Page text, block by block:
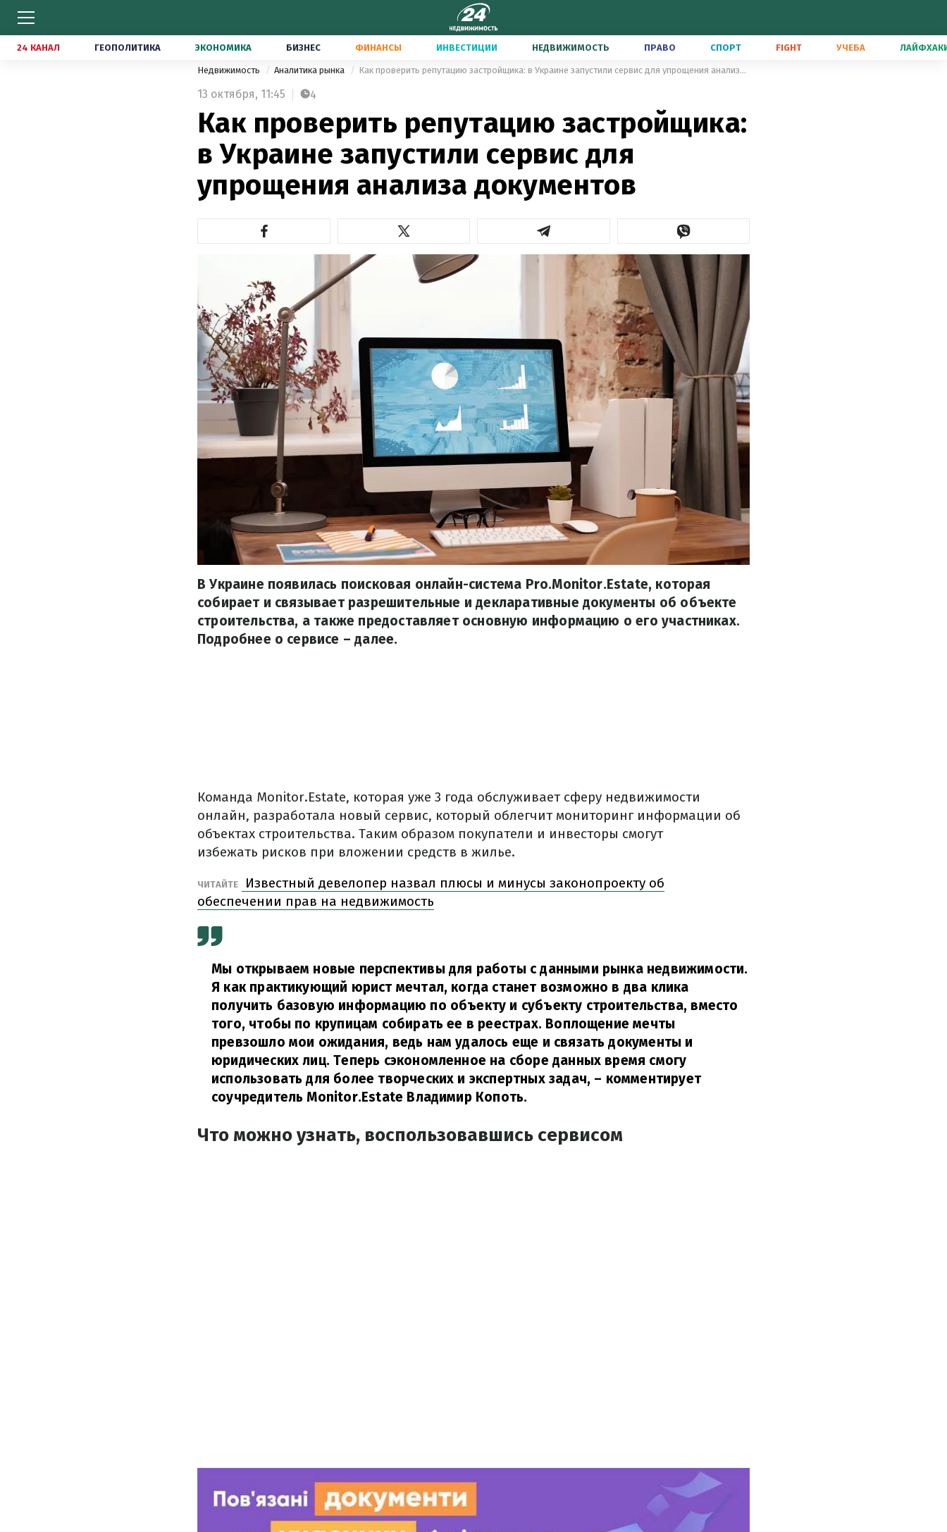
24 КАНАЛ ГЕОПОЛИТИКА ЭКОНОМИКА БИЗНЕС ФИНАНСЫ ИНВЕСТИЦИИ НЕДВИЖИМОСТЬ ПРАВО СПОРТ FIGHT УЧЕБА
Недвижимость Аналитика рынка Как проверить репутацию застройщика: в Украине запустили сервис для упрощения анализа документов
13 октября, 11:45 4
Как проверить репутацию застройщика:
в Украине запустили сервис для
упрощения анализа документов
В Украине появилась поисковая онлайн-система Pro.Monitor.Estate, которая
собирает и связывает разрешительные и декларативные документы об объекте
строительства, а также предоставляет основную информацию о его участниках.
Подробнее о сервисе – далее.
Команда Monitor.Estate, которая уже 3 года обслуживает сферу недвижимости
онлайн, разработала новый сервис, который облегчит мониторинг информации об
объектах строительства. Таким образом покупатели и инвесторы смогут
избежать рисков при вложении средств в жилье.
ЧИТАЙТЕ
Известный девелопер назвал плюсы и минусы законопроекту об
обеспечении прав на недвижимость
Мы открываем новые перспективы для работы с данными рынка недвижимости.
Я как практикующий юрист мечтал, когда станет возможно в два клика
получить базовую информацию по объекту и субъекту строительства, вместо
того, чтобы по крупицам собирать ее в реестрах. Воплощение мечты
превзошло мои ожидания, ведь нам удалось еще и связать документы и
юридических лиц. Теперь сэкономленное на сборе данных время смогу
использовать для более творческих и экспертных задач, – комментирует
соучредитель Monitor.Estate Владимир Копоть.
Что можно узнать, воспользовавшись сервисом